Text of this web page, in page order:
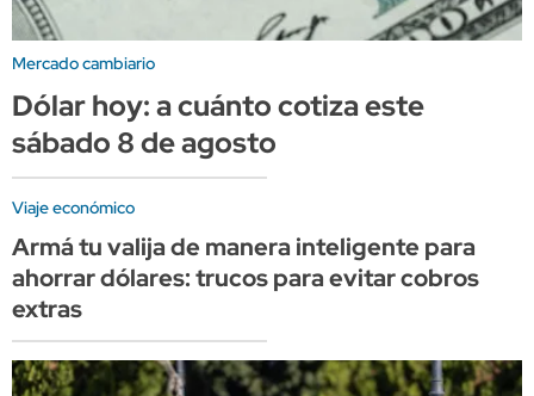
Mercado cambiario
Dólar hoy: a cuánto cotiza este
sábado 8 de agosto
Viaje económico
Armá tu valija de manera inteligente para
ahorrar dólares: trucos para evitar cobros
extras